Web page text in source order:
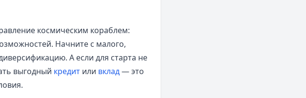
космическим кораблем:
Начните с малого,
А если для старта не
выгодный кредитили вклад— это